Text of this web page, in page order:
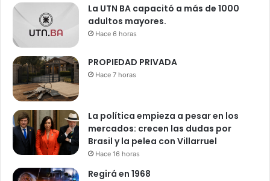
La UTN BA capacitó a más de 1000
adultos mayores.
Hace 6 horas
PROPIEDAD PRIVADA
Hace 7 horas
La política empieza a pesar en los
mercados: crecen las dudas por
Brasil y la pelea con Villarruel
Hace 16 horas
Regirá en 1968